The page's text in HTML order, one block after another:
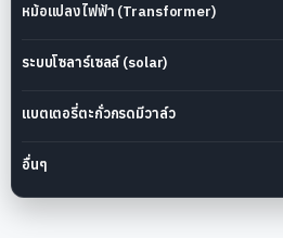
หม้อแปลงไฟฟ้า (Transformer)
ระบบโซลาร์เซลล์ (solar)
แบตเตอรี่ตะกั่วกรดมีวาล์ว
อื่นๆ